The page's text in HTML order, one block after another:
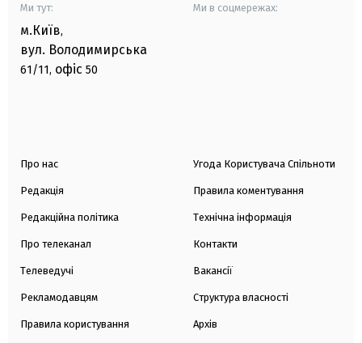
Ми тут:
м.Київ,
вул. Володимирська
61/11, офіс 50
Ми в соцмережах:
Про нас
Редакція
Редакційна політика
Про телеканал
Телеведучі
Рекламодавцям
Правила користування
Угода Користувача Спільноти
Правила коментування
Технічна інформація
Контакти
Вакансії
Структура власності
Архів